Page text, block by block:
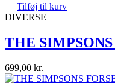
Tilføj til kurv
DIVERSE
THE
699,00 kr.